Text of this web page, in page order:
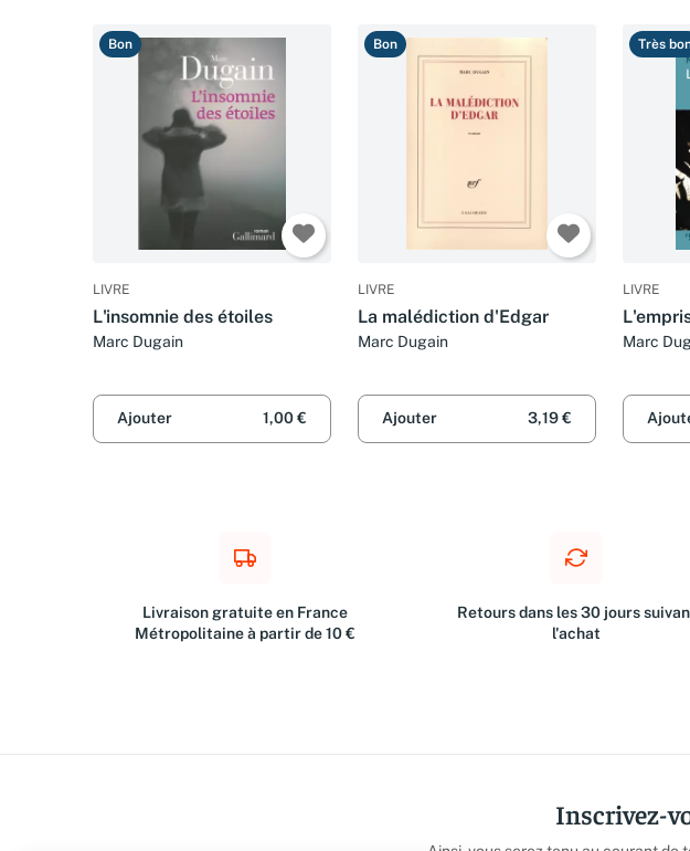
Bon
LIVRE
L'insomnie des étoiles
Marc Dugain
Ajouter 1,00 €
Bon
LIVRE
La malédiction d'Edgar
Marc Dugain
Ajouter 3,19 €
Très
LIVRE
Marc
Livraison gratuite en France
Métropolitaine à partir de 10 €
Retours dans les 30 jours
l'achat
Inscrivez-